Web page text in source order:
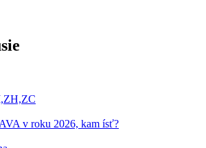
v roku 2026, kam ísť?